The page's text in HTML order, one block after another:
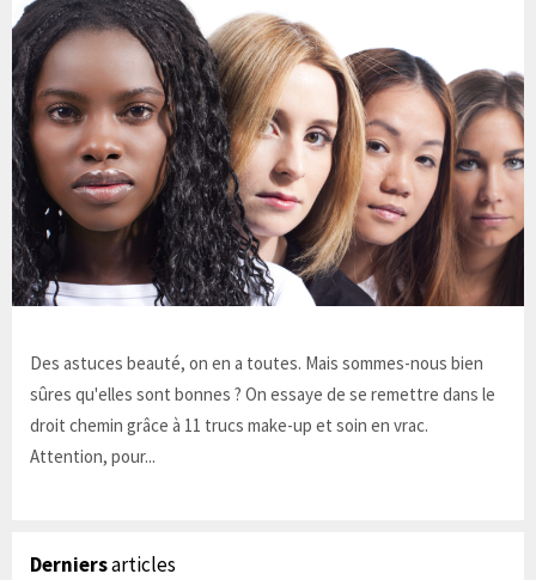
Des astuces beauté, on en a toutes. Mais sommes-nous bien
sûres qu'elles sont bonnes ? On essaye de se remettre dans le
droit chemin grâce à 11 trucs make-up et soin en vrac.
Attention, pour...
Derniersarticles